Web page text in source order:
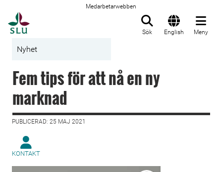
Medarbetarwebben
Sök English Meny
Nyhet
Fem tips för att nå en ny
marknad
PUBLICERAD: 25 MAJ 2021
KONTAKT